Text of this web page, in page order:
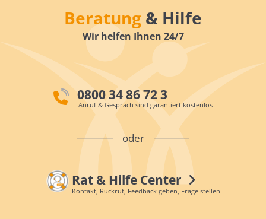
Beratung & Hilfe
Wir helfen Ihnen 24/7
0800 34 86 72 3
Anruf & Gespräch sind garantiert kostenlos
oder
Rat & Hilfe Center
Kontakt, Rückruf, Feedback geben, Frage stellen